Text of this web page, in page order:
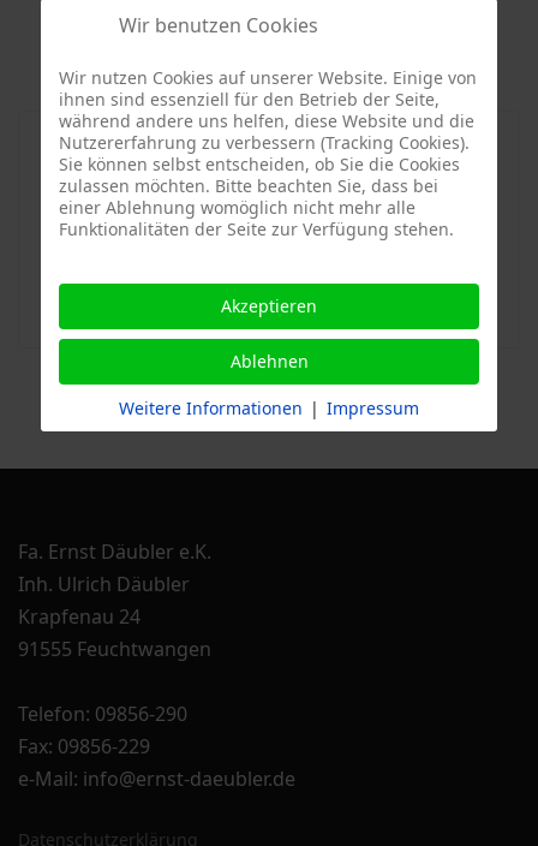
Fa. Ernst Däubler e.K.
Inh. Ulrich Däubler
Krapfenau 24
91555 Feuchtwangen
Telefon: 09856-290
Fax: 09856-229
e-Mail: info@ernst-daeubler.de
Datenschutzerklärung
Wir benutzen Cookies
Wir nutzen Cookies auf unserer Website. Einige von
ihnen sind essenziell für den Betrieb der Seite,
während andere uns helfen, diese Website und die
Nutzererfahrung zu verbessern (Tracking Cookies).
Sie können selbst entscheiden, ob Sie die Cookies
zulassen möchten. Bitte beachten Sie, dass bei
einer Ablehnung womöglich nicht mehr alle
Funktionalitäten der Seite zur Verfügung stehen.
Akzeptieren
Ablehnen
Weitere Informationen | Impressum